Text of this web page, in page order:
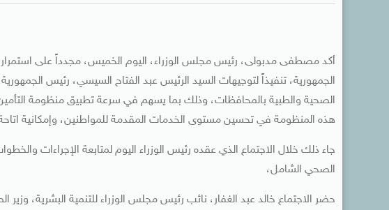
أكد مصطفى مدبولى، رئيس مجلس الوزراء، اليوم الخميس، مجدداً على
الجمهورية، تنفيذاً لتوجيهات السيد الرئيس عبد الفتاح السيسي، رئيس
الصحية والطبية بالمحافظات، وذلك بما يسهم في سرعة تطبيق منظومة
هذه المنظومة في تحسين مستوى الخدمات المقدمة للمواطنين، وإمكانية
جاء ذلك خلال الاجتماع الذي عقده رئيس الوزراء اليوم لمتابعة الإجراءات
الصحي الشامل،
حضر الاجتماع خالد عبد الغفار، نائب رئيس مجلس الوزراء للتنمية البشرية،